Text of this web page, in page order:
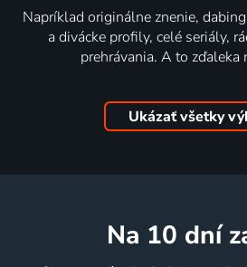
Napríklad originálne znenie,
a divácke profily, celé seriály,
prehrávania. A to zďaleka
Ukázať všetky
na 10 dní